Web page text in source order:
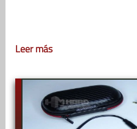
Leer más